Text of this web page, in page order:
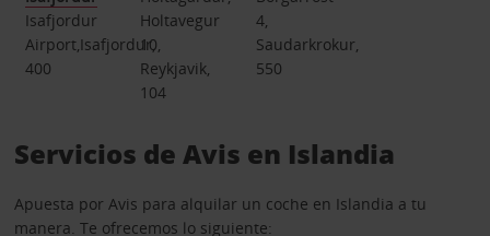
Isafjordur
Airport,Isafjordur,
400
Holtavegur
10,
Reykjavik,
104
4,
Saudarkrokur,
550
Servicios de Avis en Islandia
Apuesta por Avis para alquilar un coche en Islandia a tu
manera. Te ofrecemos lo siguiente: